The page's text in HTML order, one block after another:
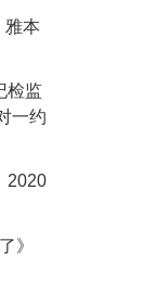
雅本
检监
一约
2020
》